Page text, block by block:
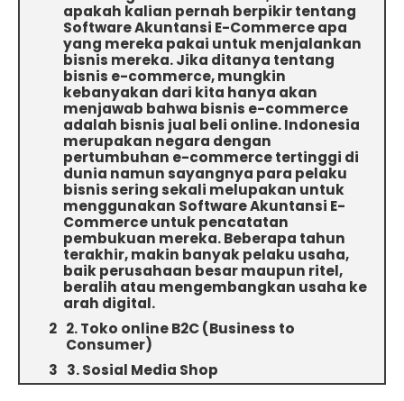
apakah kalian pernah berpikir tentang
Software Akuntansi E-Commerce apa
yang mereka pakai untuk menjalankan
bisnis mereka. Jika ditanya tentang
bisnis e-commerce, mungkin
kebanyakan dari kita hanya akan
menjawab bahwa bisnis e-commerce
adalah bisnis jual beli online. Indonesia
merupakan negara dengan
pertumbuhan e-commerce tertinggi di
dunia namun sayangnya para pelaku
bisnis sering sekali melupakan untuk
menggunakan Software Akuntansi E-
Commerce untuk pencatatan
pembukuan mereka. Beberapa tahun
terakhir, makin banyak pelaku usaha,
baik perusahaan besar maupun ritel,
beralih atau mengembangkan usaha ke
arah digital.
2. Toko online B2C (Business to
Consumer)
3. Sosial Media Shop